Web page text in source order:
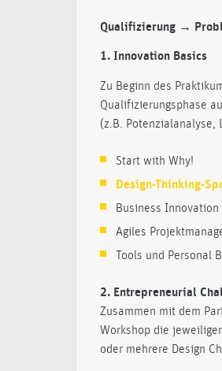
Qualifizierung →
1. Innovation Basics
Zu Beginn des
Qualifizierungsphase
(z.B. Potenzialanalyse,
Start with Why!
Design-Thinking-
Business Innovation
Agiles
Tools und Personal
2. Entrepreneurial
Zusammen mit dem
Workshop die
oder mehrere Design